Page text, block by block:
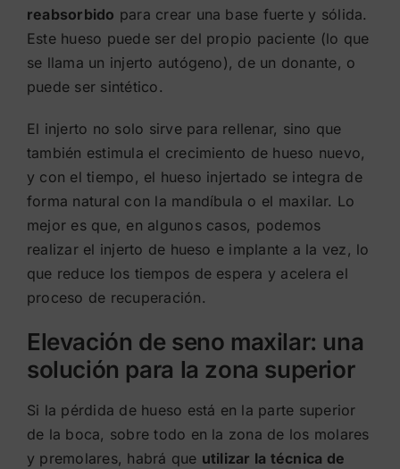
reabsorbido para crear una base fuerte y sólida.
Este hueso puede ser del propio paciente (lo que
se llama un injerto autógeno), de un donante, o
puede ser sintético.
El injerto no solo sirve para rellenar, sino que
también estimula el crecimiento de hueso nuevo,
y con el tiempo, el hueso injertado se integra de
forma natural con la mandíbula o el maxilar. Lo
mejor es que, en algunos casos, podemos
realizar el injerto de hueso e implante a la vez, lo
que reduce los tiempos de espera y acelera el
proceso de recuperación.
Elevación de seno maxilar: una
solución para la zona superior
Si la pérdida de hueso está en la parte superior
de la boca, sobre todo en la zona de los molares
y premolares, habrá que utilizar la técnica de